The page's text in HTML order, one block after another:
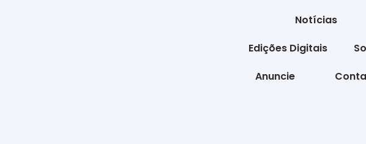
Notícias
Edições Digitais
Anuncie